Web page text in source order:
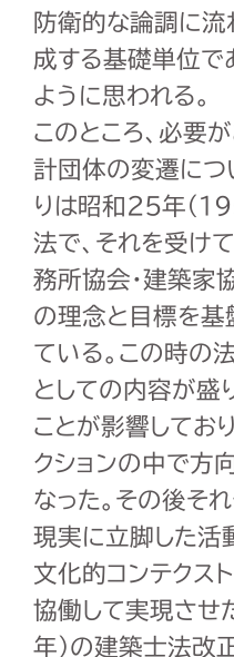
防衛的な論調に流
成する基礎単位で
ように思われる。
このところ、必要
計団体の変遷につ
りは昭和25年（
法で、それを受け
務所協会・建築家
の理念と目標を基
ている。この時の
としての内容が盛
ことが影響してお
クションの中で方
なった。その後そ
現実に立脚した活
文化的コンテクス
協働して実現さ
年）の建築士法改